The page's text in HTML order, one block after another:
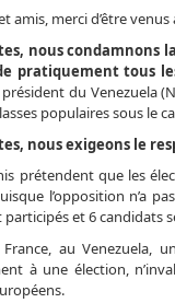
amis, merci d’être
nous condamnons
pratiquement tous
du Venezuela
populaires sous le
nous exigeons le
prétendent que les
l’opposition n’a
participés et 6 candidats
au
à une élection,